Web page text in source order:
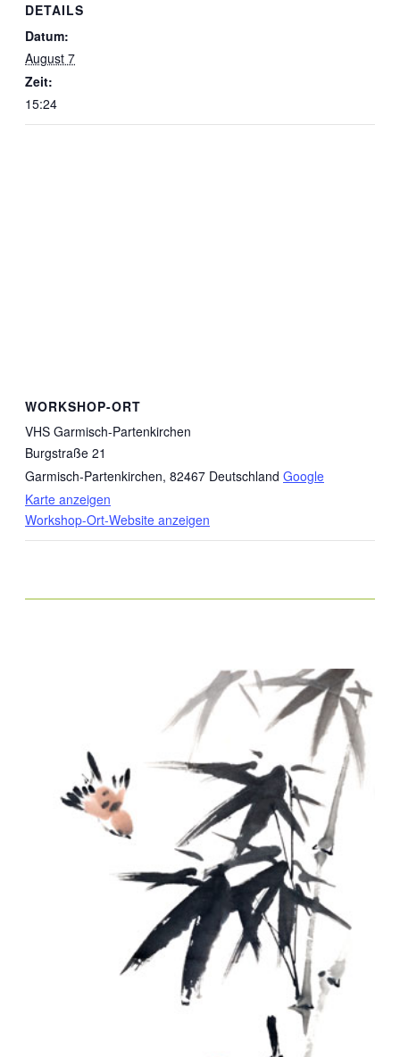
DETAILS
Datum:
August 7
Zeit:
15:24
WORKSHOP-ORT
VHS Garmisch-Partenkirchen
Burgstraße 21
Garmisch-Partenkirchen, 82467 Deutschland Google
Karte anzeigen
Workshop-Ort-Website anzeigen